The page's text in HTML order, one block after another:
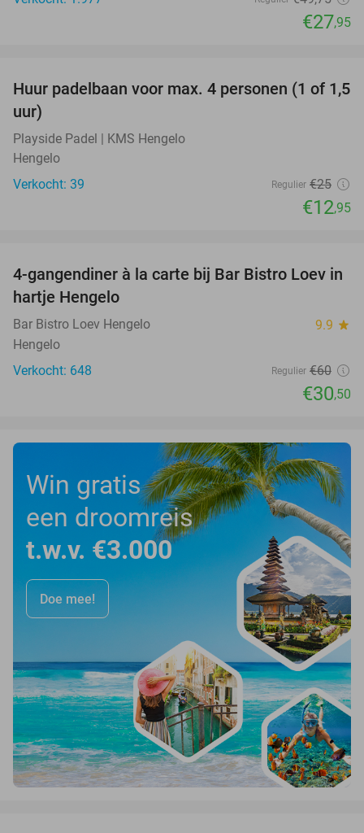
€27,95
48%
Huur padelbaan voor max. 4 personen (1 of 1,5
uur)
Playside Padel | KMS Hengelo
Hengelo
Verkocht: 39
Regulier €25
€12,95
49%
4-gangendiner à la carte bij Bar Bistro Loev in
hartje Hengelo
Bar Bistro Loev Hengelo 9.9 star
Hengelo
Verkocht: 648
Regulier €60
€30,50
Win gratis
een droomreis
t.w.v. €3.000
Doe mee!